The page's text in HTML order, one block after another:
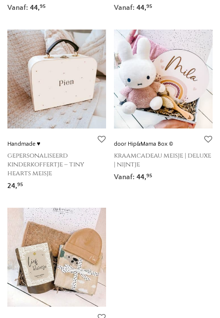
Vanaf: 44,95 Vanaf: 44,95
Handmade ♥
gepersonaliseerd
kinderkoffertje – tiny
hearts meisje
24,95
door Hip&Mama Box ©
kraamcadeau meisje | deluxe
| nijntje
Vanaf: 44,95